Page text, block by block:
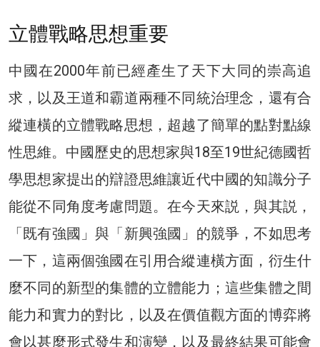
立體戰略思想重要
中國在2000年前已經產生了天下大同的崇高追
求，以及王道和霸道兩種不同統治理念，還有合
縱連橫的立體戰略思想，超越了簡單的點對點線
性思維。中國歷史的思想家與18至19世紀德國哲
學思想家提出的辯證思維讓近代中國的知識分子
能從不同角度考慮問題。在今天來説，與其説，
「既有強國」與「新興強國」的競爭，不如思考
一下，這兩個強國在引用合縱連橫方面，衍生什
麼不同的新型的集體的立體能力；這些集體之間
能力和實力的對比，以及在價值觀方面的博弈將
會以甚麼形式發生和演變，以及最終結果可能會